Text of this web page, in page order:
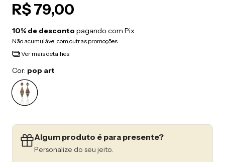
R$ 79,00
10% de desconto pagando com Pix
Não acumulável com outras promoções
Ver mais detalhes
Cor: pop art
Algum produto é para presente?
Personalize do seu jeito.